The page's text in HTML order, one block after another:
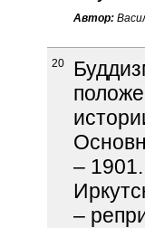
Автор:
20
–
–